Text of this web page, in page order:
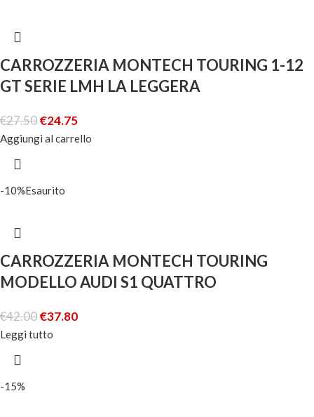
CARROZZERIA MONTECH TOURING 1-12
GT SERIE LMH LA LEGGERA
€27.50€24.75
Aggiungi al carrello
-10%Esaurito
CARROZZERIA MONTECH TOURING
MODELLO AUDI S1 QUATTRO
€42.00€37.80
Leggi tutto
-15%